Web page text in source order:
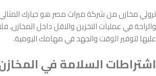
ترولي مخازن من شركة ميراث مصر هو خيارك
والراحة في عمليات التخزين والنقل داخل المخازن،
عليها لتوفير الوقت والجهد في مهامك اليومية.
اشتراطات السلامة في